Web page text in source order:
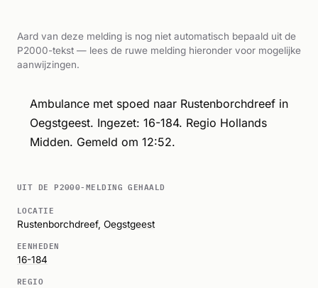
Aard van deze melding is nog niet automatisch bepaald uit de
P2000-tekst — lees de ruwe melding hieronder voor mogelijke
aanwijzingen.
Ambulance met spoed naar Rustenborchdreef in
Oegstgeest. Ingezet: 16-184. Regio Hollands
Midden. Gemeld om 12:52.
UIT DE P2000-MELDING GEHAALD
LOCATIE
Rustenborchdreef, Oegstgeest
EENHEDEN
16-184
REGIO